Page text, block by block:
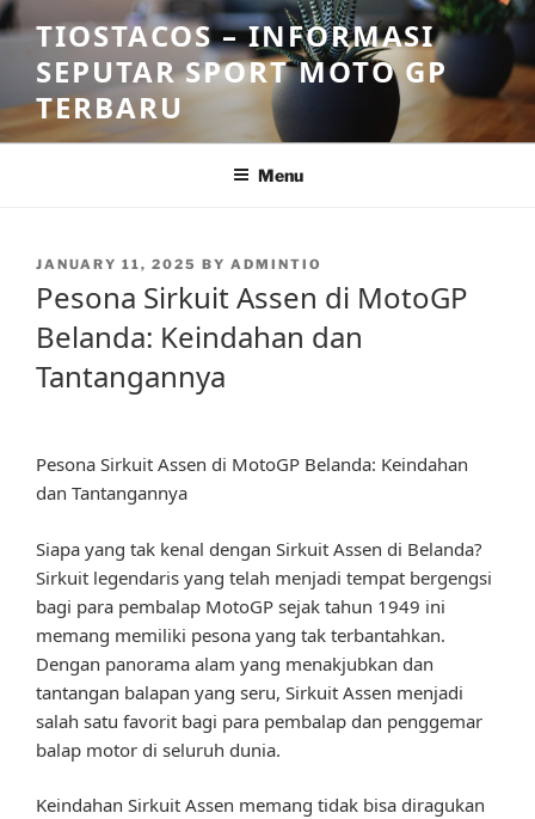
Skip
to
content
TIOSTACOS – INFORMASI
SEPUTAR SPORT MOTO GP
TERBARU
Menu
POSTED
JANUARY 11, 2025 BY ADMINTIO
Pesona Sirkuit Assen di MotoGP
Belanda: Keindahan dan
Tantangannya
Pesona Sirkuit Assen di MotoGP Belanda: Keindahan
dan Tantangannya
Siapa yang tak kenal dengan Sirkuit Assen di Belanda?
Sirkuit legendaris yang telah menjadi tempat bergengsi
bagi para pembalap MotoGP sejak tahun 1949 ini
memang memiliki pesona yang tak terbantahkan.
Dengan panorama alam yang menakjubkan dan
tantangan balapan yang seru, Sirkuit Assen menjadi
salah satu favorit bagi para pembalap dan penggemar
balap motor di seluruh dunia.
Keindahan Sirkuit Assen memang tidak bisa diragukan